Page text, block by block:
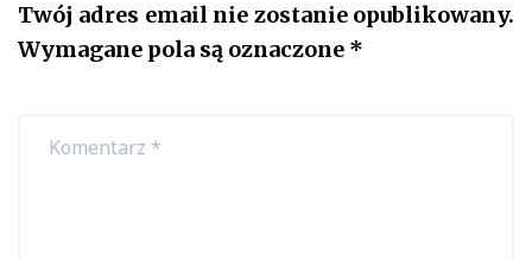
Twój adres email nie zostanie opublikowany.
Wymagane pola są oznaczone *